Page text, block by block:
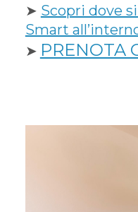
➤ Scopri dove
Smart
➤ PRENOTA